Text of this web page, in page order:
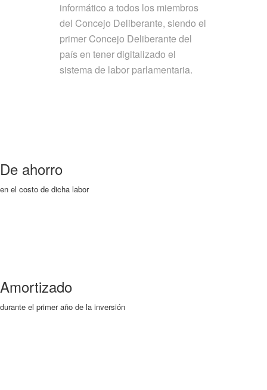
informático a todos los miembros
del Concejo Deliberante, siendo el
primer Concejo Deliberante del
país en tener digitalizado el
sistema de labor parlamentaria.
De ahorro
en el costo de dicha labor
Amortizado
durante el primer año de la inversión